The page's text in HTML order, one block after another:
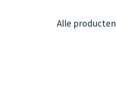
Alle producten